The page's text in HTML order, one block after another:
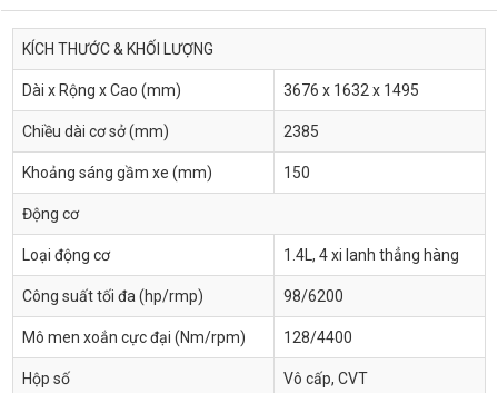
KÍCH THƯỚC & KHỐI LƯỢNG
Dài x Rộng x Cao (mm) 3676 x 1632 x 1495
Chiều dài cơ sở (mm) 2385
Khoảng sáng gầm xe (mm) 150
Động cơ
Loại động cơ 1.4L, 4 xi lanh thẳng hàng
Công suất tối đa (hp/rmp) 98/6200
Mô men xoắn cực đại (Nm/rpm) 128/4400
Hộp số Vô cấp, CVT